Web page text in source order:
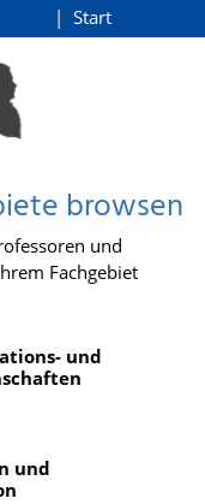
Start
browsen
und
Fachgebiet
und
und